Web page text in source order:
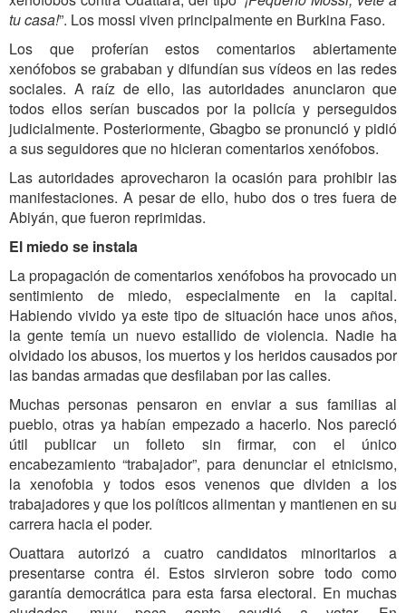
tu casa!”. Los mossi viven principalmente en Burkina Faso.
Los que proferían estos comentarios abiertamente
xenófobos se grababan y difundían sus vídeos en las redes
sociales. A raíz de ello, las autoridades anunciaron que
todos ellos serían buscados por la policía y perseguidos
judicialmente. Posteriormente, Gbagbo se pronunció y pidió
a sus seguidores que no hicieran comentarios xenófobos.
Las autoridades aprovecharon la ocasión para prohibir las
manifestaciones. A pesar de ello, hubo dos o tres fuera de
Abiyán, que fueron reprimidas.
El miedo se instala
La propagación de comentarios xenófobos ha provocado un
sentimiento de miedo, especialmente en la capital.
Habiendo vivido ya este tipo de situación hace unos años,
la gente temía un nuevo estallido de violencia. Nadie ha
olvidado los abusos, los muertos y los heridos causados por
las bandas armadas que desfilaban por las calles.
Muchas personas pensaron en enviar a sus familias al
pueblo, otras ya habían empezado a hacerlo. Nos pareció
útil publicar un folleto sin firmar, con el único
encabezamiento “trabajador”, para denunciar el etnicismo,
la xenofobia y todos esos venenos que dividen a los
trabajadores y que los políticos alimentan y mantienen en su
carrera hacia el poder.
Ouattara autorizó a cuatro candidatos minoritarios a
presentarse contra él. Estos sirvieron sobre todo como
garantía democrática para esta farsa electoral. En muchas